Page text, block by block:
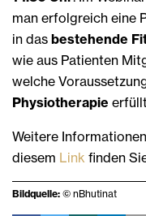
man erfolgreich eine
in das bestehende
wie aus Patienten
welche
Physiotherapie
Weitere
diesem Link finden
Bildquelle: © nBhutinat